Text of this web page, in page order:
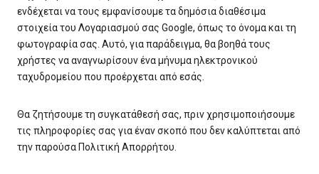
ενδέχεται να τους εμφανίσουμε τα δημόσια διαθέσιμα
στοιχεία του Λογαριασμού σας Google, όπως το όνομα και τη
φωτογραφία σας. Αυτό, για παράδειγμα, θα βοηθά τους
χρήστες να αναγνωρίσουν ένα μήνυμα ηλεκτρονικού
ταχυδρομείου που προέρχεται από εσάς.
Θα ζητήσουμε τη συγκατάθεσή σας, πριν χρησιμοποιήσουμε
τις πληροφορίες σας για έναν σκοπό που δεν καλύπτεται από
την παρούσα Πολιτική Απορρήτου.